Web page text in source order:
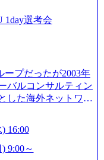
ルを1社で身に着ける
る「オールインハウ
募制度を用いて主
のかっこいいオフィ
、新卒注目ランキン
でも投資して長期
でのコミュニケーシ
1日の労働時間平均
資料 (https://www.ac
女性の活躍につ
社員発信
jp-ja/blogs/japan-
」 (https://business.ni
規模拡大で成功する理
ティングのトップ人
detail/45446) エン
って、何が変わっ
1day選考会
プだったが2003年
バルコンサルティン
した海外ネットワー
ィングファーム
メッセージに掲げ、
課題を解決し、未
16:00
9:00～